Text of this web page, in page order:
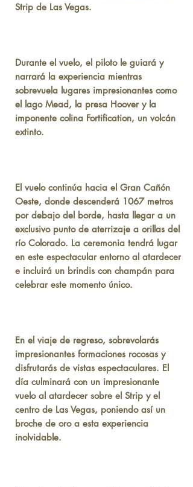
Strip de Las Vegas.
Durante el vuelo, el piloto le guiará y
narrará la experiencia mientras
sobrevuela lugares impresionantes como
el lago Mead, la presa Hoover y la
imponente colina Fortification, un volcán
extinto.
El vuelo continúa hacia el Gran Cañón
Oeste, donde descenderá 1067 metros
por debajo del borde, hasta llegar a un
exclusivo punto de aterrizaje a orillas del
río Colorado. La ceremonia tendrá lugar
en este espectacular entorno al atardecer
e incluirá un brindis con champán para
celebrar este momento único.
En el viaje de regreso, sobrevolarás
impresionantes formaciones rocosas y
disfrutarás de vistas espectaculares. El
día culminará con un impresionante
vuelo al atardecer sobre el Strip y el
centro de Las Vegas, poniendo así un
broche de oro a esta experiencia
inolvidable.